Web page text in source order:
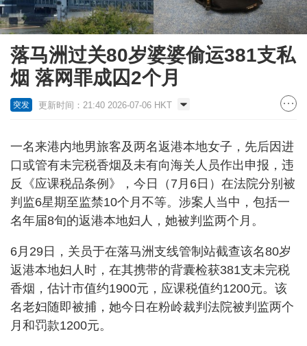
落马洲过关80岁婆婆偷运381支私
烟 落网罪成囚2个月
突发 更新时间：21:40 2026-07-06 HKT
一名来港内地男旅客及两名返港本地女子，先后因进
口或管有未完税香烟及未有向海关人员作出申报，违
反《应课税品条例》，今日（7月6日）在法院分别被
判监6星期至监禁10个月不等。涉案人当中，包括一
名年届8旬的返港本地妇人，她被判监两个月。
6月29日，关员于在落马洲支线管制站截查该名80岁
返港本地妇人时，在其携带的背囊检获381支未完税
香烟，估计市值约1900元，应课税值约1200元。该
名老妇随即被捕，她今日在粉岭裁判法院被判监两个
月和罚款1200元。